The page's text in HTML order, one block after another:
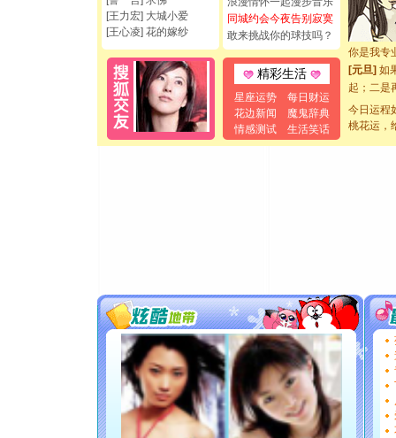
[王力宏] 大城小爱
[王心凌] 花的嫁纱
同城约会今夜告别寂寞
敢来挑战你的球技吗？
精彩生活
星座运势
每日财运
花边新闻
魔鬼辞典
情感测试
生活笑话
[元旦]看
断电。爱
你是我专
[元旦] 如
起；二是
[元旦]当
泣，这痛
你太多，
要平安
[圣诞节]
能正大
都要快乐
[圣诞节]
如意,快
[元旦]
看
断电。
今日运程
桃花运，